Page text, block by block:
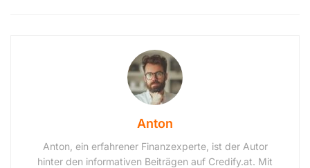
Anton
Anton, ein erfahrener Finanzexperte, ist der Autor
hinter den informativen Beiträgen auf Credify.at. Mit